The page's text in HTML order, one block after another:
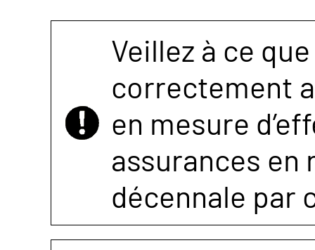
Veillez à ce
correctement
en mesure
assurances
décennale par